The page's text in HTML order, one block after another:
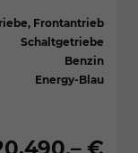
Frontantrieb
Schaltgetriebe
Benzin
Energy-Blau